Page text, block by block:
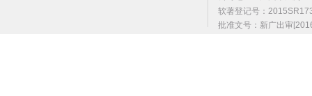
软著登记号：
批准文号：新广出审